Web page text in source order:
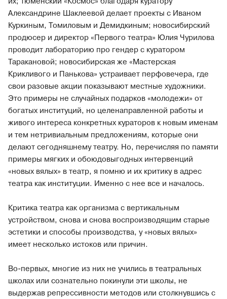
Александрине Шаклеевой делает проекты с Иваном
Куркиным, Томиловым и Демидкиным; новосибирский
продюсер и директор «Первого театра» Юлия Чурилова
проводит лабораторию про гендер с куратором
Таракановой; новосибирская же «Мастерская
Крикливого и Панькова» устраивает перфовечера, где
свои разовые акции показывают местные художники.
Это примеры не случайных подарков «молодежи» от
богатых институций, но целенаправленной работы и
живого интереса конкретных кураторов к новым именам
и тем нетривиальным предложениям, которые они
делают сегодняшнему театру. Но, перечисляя по памяти
примеры мягких и обоюдовыгодных интервенций
«новых вялых» в театр, я помню и их критику в адрес
театра как институции. Именно с нее все и началось.
Критика театра как организма с вертикальным
устройством, снова и снова воспроизводящим старые
эстетики и способы производства, у «новых вялых»
имеет несколько истоков или причин.
Во-первых, многие из них не учились в театральных
школах или сознательно покинули эти школы, не
выдержав репрессивности методов или столкнувшись с